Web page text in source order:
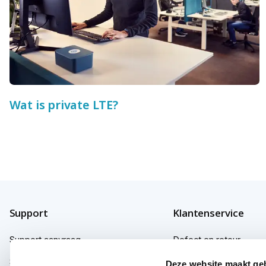
Deze website maakt
Wat is private LTE?
Support
Support aanvraag
Support fabrikanten
Klantenservice
Defect en retour
Garantie